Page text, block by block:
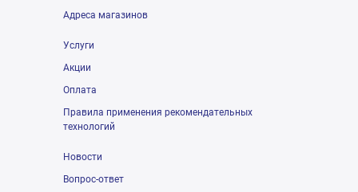
Адреса магазинов
Услуги
Акции
Оплата
Правила применения рекомендательных
технологий
Новости
Вопрос-ответ